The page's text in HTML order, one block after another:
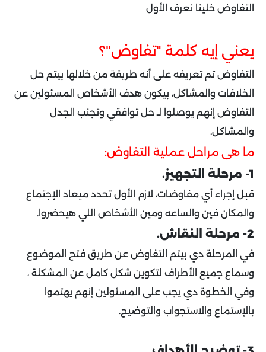
التفاوض خلينا نعرف الأول
يعني إيه كلمة "تفاوض"؟
التفاوض تم تعريفه على أنه طريقة من خلالها بيتم حل
الخلافات والمشاكل، بيكون هدف الأشخاص المسئولين عن
التفاوض إنهم يوصلوا لـ حل توافقي وتجنب الجدل
والمشاكل.
ما هى مراحل عملية التفاوض:
1- مرحلة التجهيز.
قبل إجراء أي مفاوضات، لازم الأول تحدد ميعاد الإجتماع
والمكان فين والساعه ومين الأشخاص اللي هيحضروا.
2- مرحلة النقاش.
في المرحلة دي بيتم التفاوض عن طريق فتح الموضوع
وسماع جميع الأطراف لتكوين شكل كامل عن المشكلة ،
وفي الخطوة دي يجب على المسئولين إنهم يهتموا
بالإستماع والاستجواب والتوضيح.